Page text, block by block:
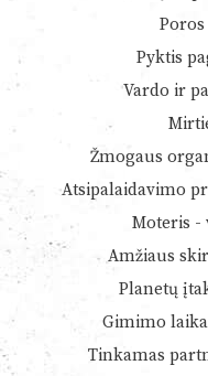
Pyktis
Vardo ir
Žmogaus
Atsipalaidavimo
Moteris -
Amžiaus
Planetų
Gimimo
Tinkamas